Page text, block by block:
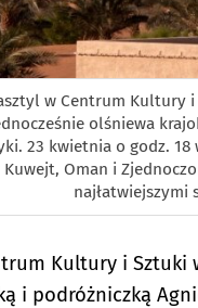
w Centrum Kultury
olśniewa
23 kwietnia o godz.
Oman i
najłatwiejszymi
Kultury i Sztuki
i podróżniczką